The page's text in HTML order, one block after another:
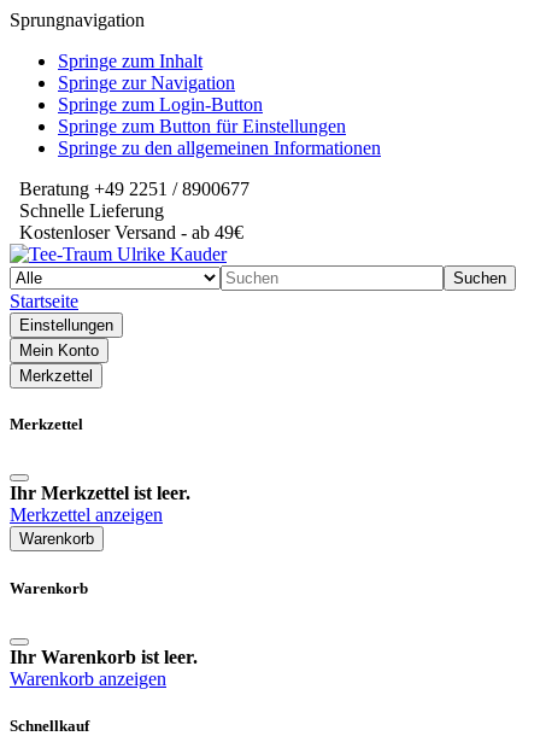
Sprungnavigation
Springe zum Inhalt
Springe zur Navigation
Springe zum Login-Button
Springe zum Button für Einstellungen
Springe zu den allgemeinen Informationen
Beratung +49 2251 / 8900677
Schnelle Lieferung
Kostenloser Versand - ab 49€
Suchen
Startseite
Einstellungen
Mein Konto
Merkzettel
Merkzettel
Ihr Merkzettel ist leer.
Merkzettel anzeigen
Warenkorb
Warenkorb
Ihr Warenkorb ist leer.
Warenkorb anzeigen
Schnellkauf